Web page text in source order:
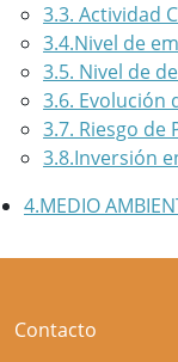
3.3. Actividad
3.4.Nivel de
3.5. Nivel de
3.6. Evolución
3.7. Riesgo de
3.8.Inversión
4.MEDIO
Contacto